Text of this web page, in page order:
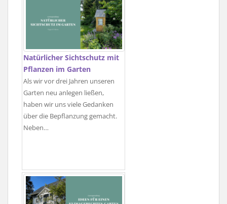
Natürlicher Sichtschutz mit
Pflanzen im Garten
Als wir vor drei Jahren unseren
Garten neu anlegen ließen,
haben wir uns viele Gedanken
über die Bepflanzung gemacht.
Neben…